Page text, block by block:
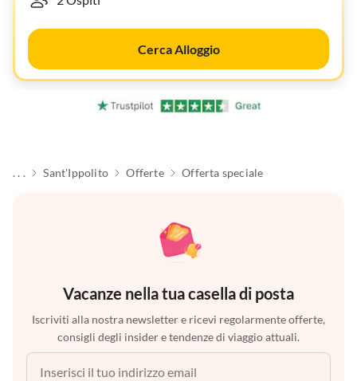
Cerca Alloggio
. . . Sant'Ippolito Offerte Offerta speciale
Vacanze nella tua casella di posta
Iscriviti alla nostra newsletter e ricevi regolarmente offerte,
consigli degli insider e tendenze di viaggio attuali.